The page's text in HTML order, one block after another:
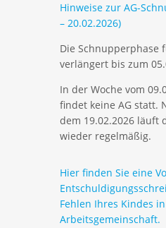
Hinweise zur AG-
– 20.02.2026)
Die Schnupperphase
verlängert bis zum
In der Woche vom
findet keine AG statt.
dem 19.02.2026 läuft
wieder regelmäßig.
Hier finden Sie eine
Fehlen Ihres Kindes
Arbeitsgemeinschaft.